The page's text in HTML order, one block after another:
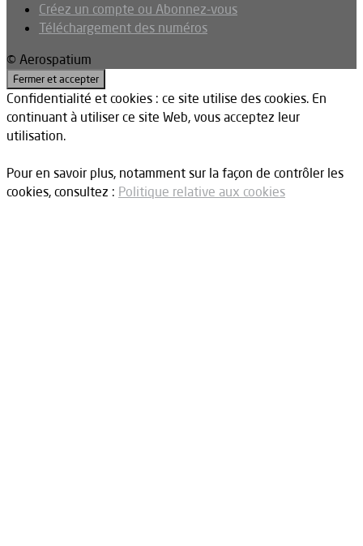
Créez un compte ou Abonnez-vous
Téléchargement des numéros
© Aerospatium
Confidentialité et cookies : ce site utilise des cookies. En
continuant à utiliser ce site Web, vous acceptez leur
utilisation.
Pour en savoir plus, notamment sur la façon de contrôler les
cookies, consultez : Politique relative aux cookies